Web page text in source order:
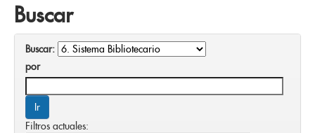
Buscar
Buscar:
por
Filtros actuales: